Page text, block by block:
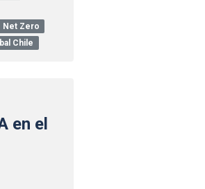
Net Zero
Chile
en el